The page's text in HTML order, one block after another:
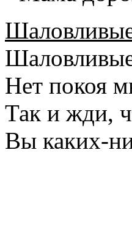
Нет покоя
Так и жди,
Вы каких-